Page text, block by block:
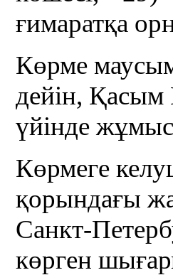
ғимаратқа
Көрме
дейін, Қасым
үйінде жұмыс
Көрмеге
қорындағы
Санкт-
көрген